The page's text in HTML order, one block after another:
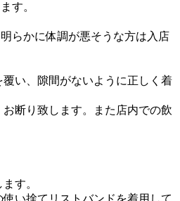
す。
らかに体調が悪そうな方は入店
い、隙間がないように正しく着
断り致します。また店内での飲
す。
い捨てリストバンドを着用して